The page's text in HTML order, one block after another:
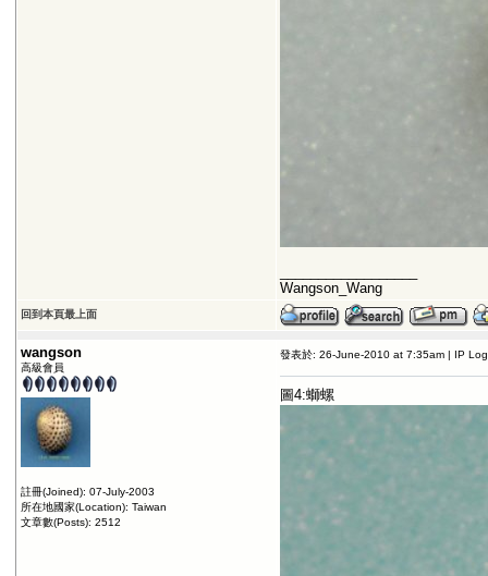
Wangson_Wang
回到本頁最上面
wangson
高級會員
註冊(Joined): 07-July-2003
所在地國家(Location): Taiwan
文章數(Posts): 2512
發表於: 26-June-2010 at 7:35am | IP
圖4:螄螺